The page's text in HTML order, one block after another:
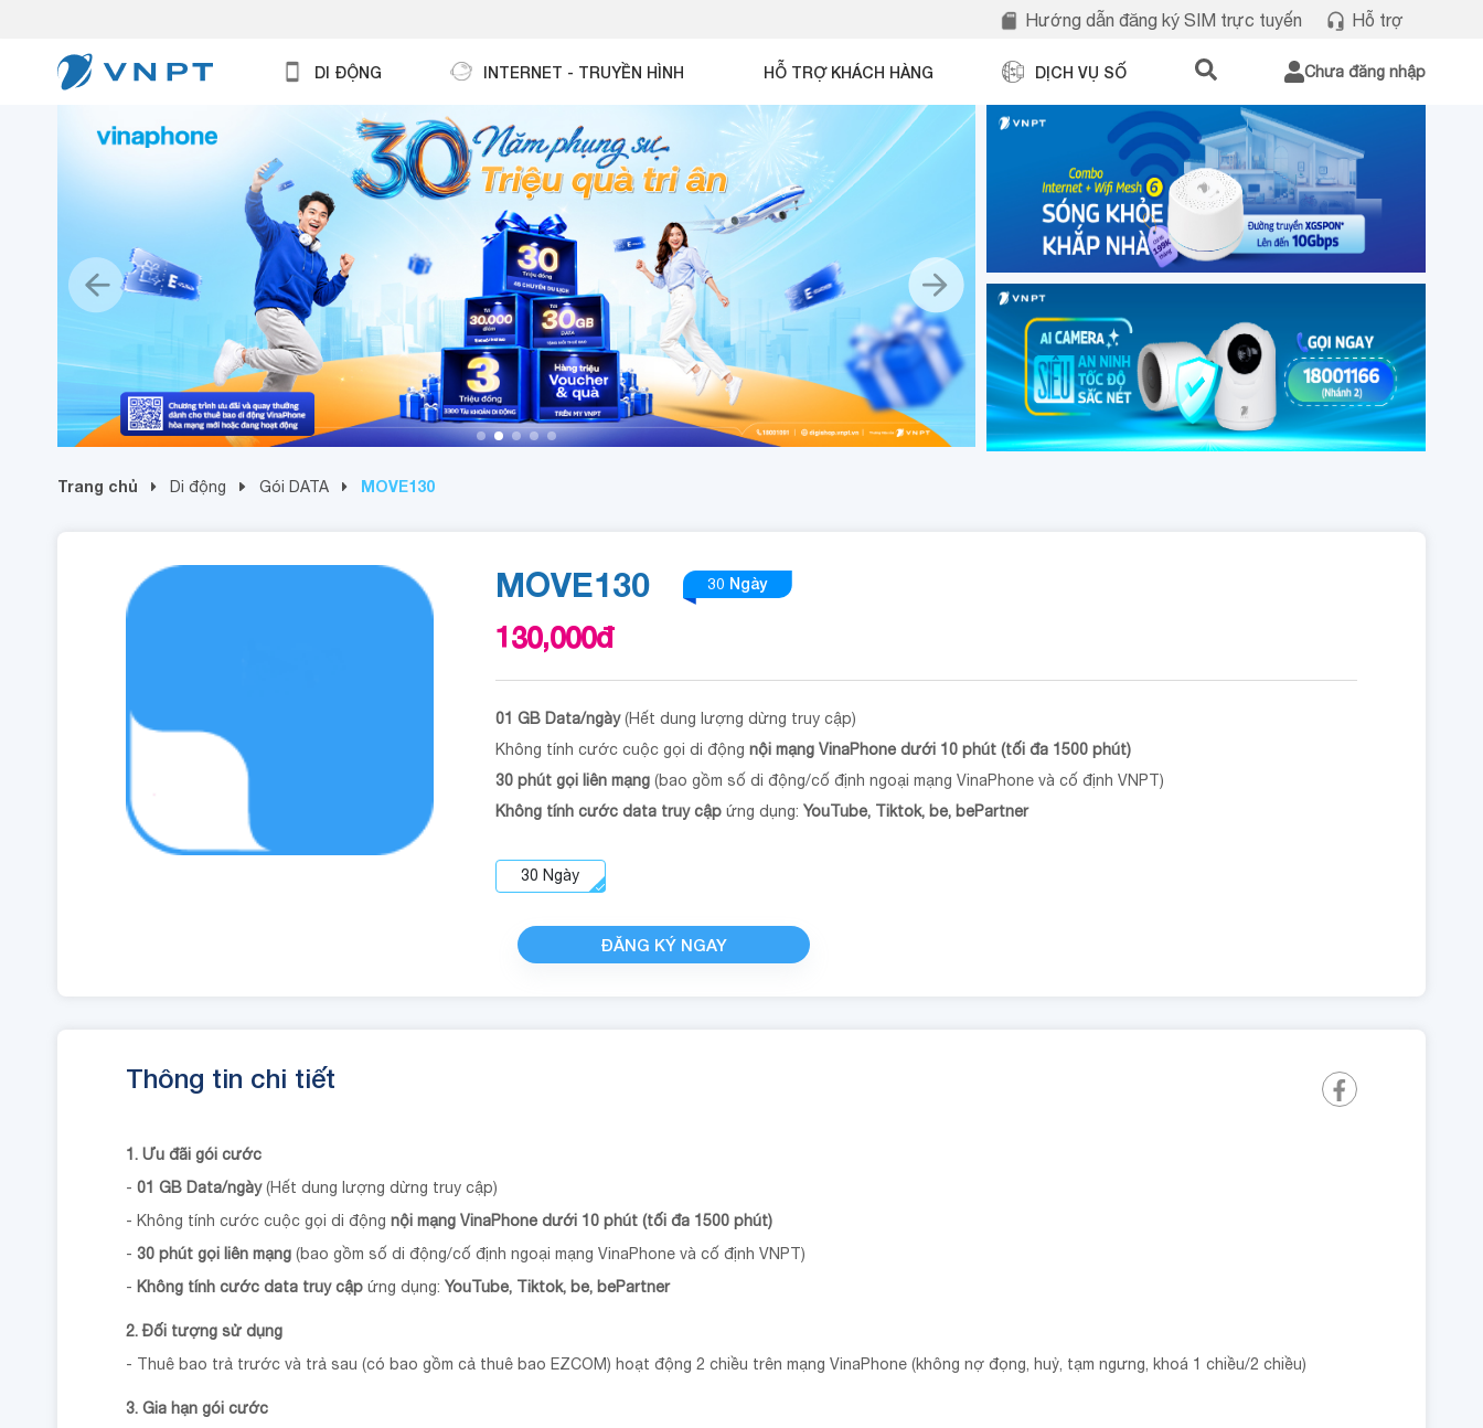
Hướng dẫn đăng ký SIM trực tuyến Hỗ trợ
DI ĐỘNG INTERNET - TRUYỀN HÌNH HỖ TRỢ KHÁCH HÀNG DỊCH VỤ SỐ Chưa đăng nhập
Trang chủ Di động Gói DATA MOVE130
MOVE130 30 Ngày
130,000đ
01 GB Data/ngày(Hết dung lượng dừng truy cập)
Không tính cước cuộc gọi di động nội mạng VinaPhone dưới 10 phút (tối đa 1500 phút)
30 phút gọi liên mạng(bao gồm số di động/cố định ngoại mạng VinaPhone và cố định VNPT)
Không tính cước data truy cập ứng dụng: YouTube, Tiktok, be, bePartner
30 Ngày
ĐĂNG KÝ NGAY
Thông tin chi tiết
1. Ưu đãi gói cước
- 01 GB Data/ngày(Hết dung lượng dừng truy cập)
- Không tính cước cuộc gọi di động nội mạng VinaPhone dưới 10 phút (tối đa 1500 phút)
- 30 phút gọi liên mạng (bao gồm số di động/cố định ngoại mạng VinaPhone và cố định VNPT)
- Không tính cước data truy cập ứng dụng: YouTube, Tiktok, be, bePartner
2. Đối tượng sử dụng
- Thuê bao trả trước và trả sau (có bao gồm cả thuê bao EZCOM) hoạt động 2 chiều trên mạng VinaPhone (không nợ đọng, huỷ, tạm ngưng, khoá 1 chiều/2 chiều)
3. Gia hạn gói cước